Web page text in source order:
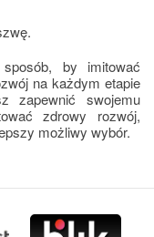
by imitować
na każdym etapie
zapewnić swojemu
zdrowy rozwój,
możliwy wybór.